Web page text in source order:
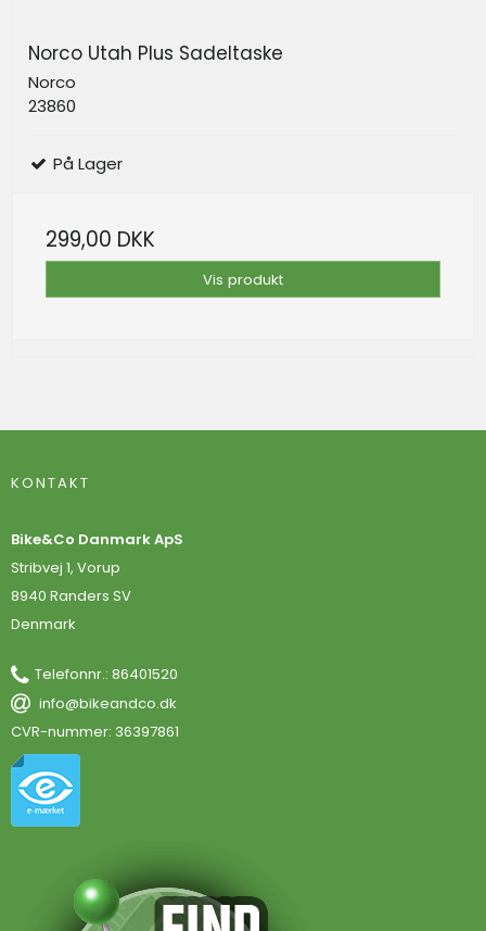
Norco Utah Plus Sadeltaske
Norco
23860
På Lager
299,00 DKK
Vis produkt
KONTAKT
Bike&Co Danmark ApS
Stribvej 1, Vorup
8940 Randers SV
Denmark
Telefonnr.: 86401520
info@bikeandco.dk
CVR-nummer: 36397861